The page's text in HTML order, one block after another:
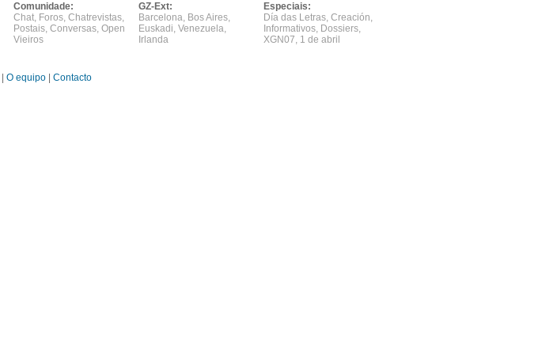
Comunidade:
Chat, Foros, Chatrevistas,
Postais, Conversas, Open
Vieiros
GZ-Ext:
Barcelona, Bos Aires,
Euskadi, Venezuela,
Irlanda
Especiais:
Día das Letras, Creación,
Informativos, Dossiers,
XGN07, 1 de abril
O equipo Contacto